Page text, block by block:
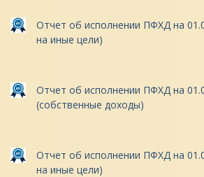
Отчет об исполнении ПФХД на
на иные цели)
Отчет об исполнении ПФХД на
(собственные доходы)
Отчет об исполнении ПФХД на
на иные цели)